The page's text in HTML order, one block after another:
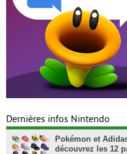
Dernières infos Nintendo
Pokémon et
découvrez les 12